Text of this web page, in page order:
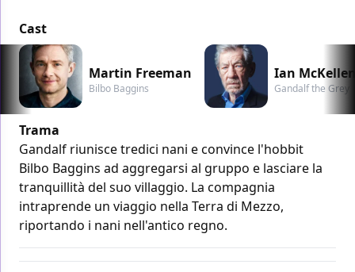
Cast
Martin Freeman
Bilbo Baggins
Ian
Gandalf the Grey
Trama
Gandalf riunisce tredici nani e convince l'hobbit
Bilbo Baggins ad aggregarsi al gruppo e lasciare la
tranquillità del suo villaggio. La compagnia
intraprende un viaggio nella Terra di Mezzo,
riportando i nani nell'antico regno.